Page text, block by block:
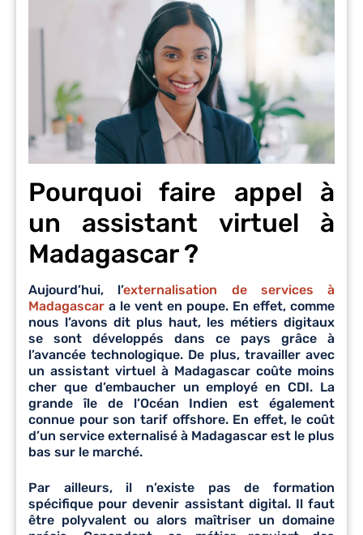
Pourquoi faire appel à
un assistant virtuel à
Madagascar ?
Aujourd’hui, l’externalisation de services à
Madagascar a le vent en poupe. En effet, comme
nous l’avons dit plus haut, les métiers digitaux
se sont développés dans ce pays grâce à
l’avancée technologique. De plus, travailler avec
un assistant virtuel à Madagascar coûte moins
cher que d’embaucher un employé en CDI. La
grande île de l’Océan Indien est également
connue pour son tarif offshore. En effet, le coût
d’un service externalisé à Madagascar est le plus
bas sur le marché.
Par ailleurs, il n’existe pas de formation
spécifique pour devenir assistant digital. Il faut
être polyvalent ou alors maîtriser un domaine